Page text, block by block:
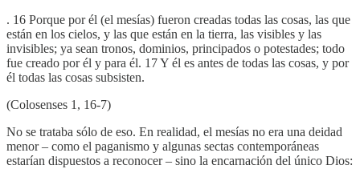
. 16 Porque por él (el mesías) fueron creadas todas las cosas, las que
están en los cielos, y las que están en la tierra, las visibles y las
invisibles; ya sean tronos, dominios, principados o potestades; todo
fue creado por él y para él. 17 Y él es antes de todas las cosas, y por
él todas las cosas subsisten.
(Colosenses 1, 16-7)
No se trataba sólo de eso. En realidad, el mesías no era una deidad
menor – como el paganismo y algunas sectas contemporáneas
estarían dispuestos a reconocer – sino la encarnación del único Dios: